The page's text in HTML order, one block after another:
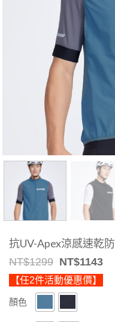
抗UV-Apex涼感速乾
NT$1299 Original
price
was:
NT$1299.
NT$1143
【任2件活動優惠價】
顏色